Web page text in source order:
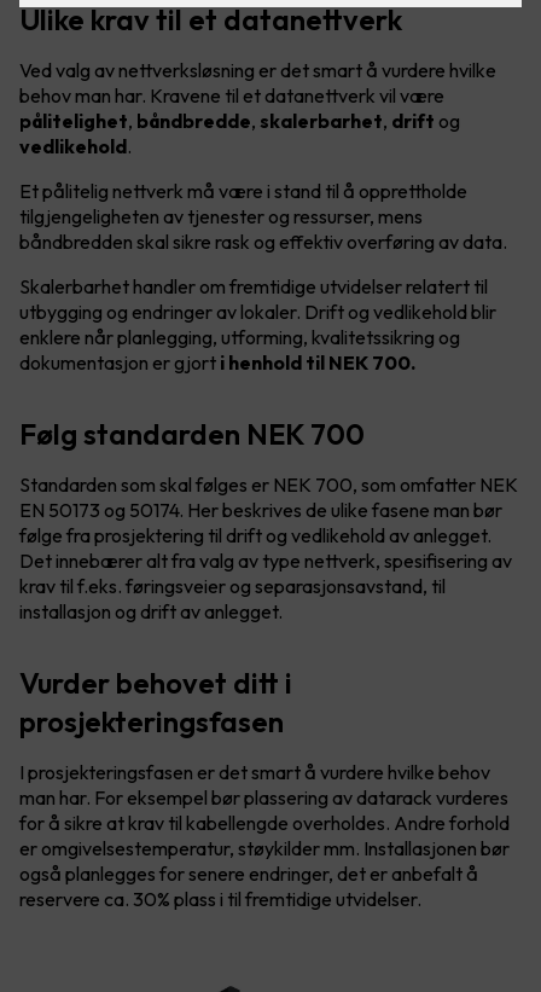
Ulike krav til et datanettverk
Ved valg av nettverksløsning er det smart å vurdere hvilke
behov man har. Kravene til et datanettverk vil være
pålitelighet, båndbredde, skalerbarhet, drift og
vedlikehold.
Et pålitelig nettverk må være i stand til å opprettholde
tilgjengeligheten av tjenester og ressurser, mens
båndbredden skal sikre rask og effektiv overføring av data.
Skalerbarhet handler om fremtidige utvidelser relatert til
utbygging og endringer av lokaler. Drift og vedlikehold blir
enklere når planlegging, utforming, kvalitetssikring og
dokumentasjon er gjort i henhold til NEK 700.
Følg standarden NEK 700
Standarden som skal følges er NEK 700, som omfatter NEK
EN 50173 og 50174. Her beskrives de ulike fasene man bør
følge fra prosjektering til drift og vedlikehold av anlegget.
Det innebærer alt fra valg av type nettverk, spesifisering av
krav til f.eks. føringsveier og separasjonsavstand, til
installasjon og drift av anlegget.
Vurder behovet ditt i
prosjekteringsfasen
I prosjekteringsfasen er det smart å vurdere hvilke behov
man har. For eksempel bør plassering av datarack vurderes
for å sikre at krav til kabellengde overholdes. Andre forhold
er omgivelsestemperatur, støykilder mm. Installasjonen bør
også planlegges for senere endringer, det er anbefalt å
reservere ca. 30% plass i til fremtidige utvidelser.